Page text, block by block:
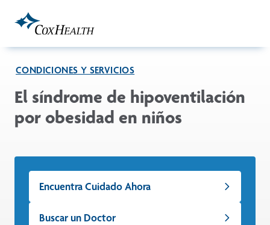
CONDICIONES Y SERVICIOS
El síndrome de hipoventilación
por obesidad en niños
Encuentra Cuidado Ahora
Buscar un Doctor